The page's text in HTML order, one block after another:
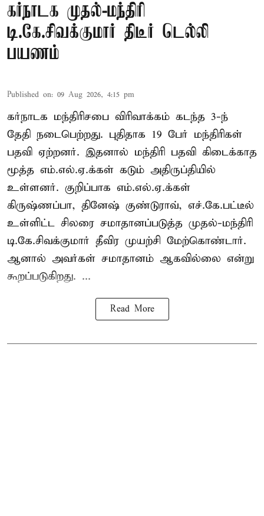
கர்நாடக முதல்-மந்திரி
டி.கே.சிவக்குமார் திடீர் டெல்லி
பயணம்
Published on: 09 Aug 2026, 4:15 pm
கர்நாடக மந்திரிசபை விரிவாக்கம் கடந்த 3-ந்
தேதி நடைபெற்றது. புதிதாக 19 பேர் மந்திரிகள்
பதவி ஏற்றனர். இதனால் மந்திரி பதவி கிடைக்காத
மூத்த எம்.எல்.ஏ.க்கள் கடும் அதிருப்தியில்
உள்ளனர். குறிப்பாக எம்.எல்.ஏ.க்கள்
கிருஷ்ணப்பா, தினேஷ் குண்டுராவ், எச்.கே.பட்டீல்
உள்ளிட்ட சிலரை சமாதானப்படுத்த முதல்-மந்திரி
டி.கே.சிவக்குமார் தீவிர முயற்சி மேற்கொண்டார்.
ஆனால் அவர்கள் சமாதானம் ஆகவில்லை என்று
கூறப்படுகிறது. ...
Read More